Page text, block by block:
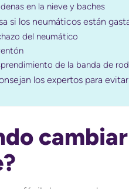
en la nieve y baches
si los neumáticos están
del neumático
de la banda de
los expertos para